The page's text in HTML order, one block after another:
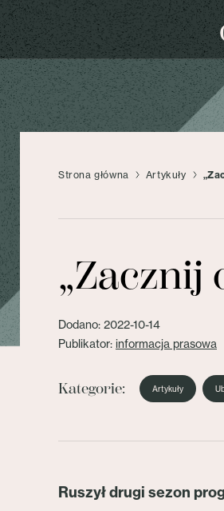
Strona główna Artykuły
„Zacznij
Dodano: 2022-10-14
Publikator: informacja prasowa
Kategorie: Artykuły
Ruszył drugi sezon